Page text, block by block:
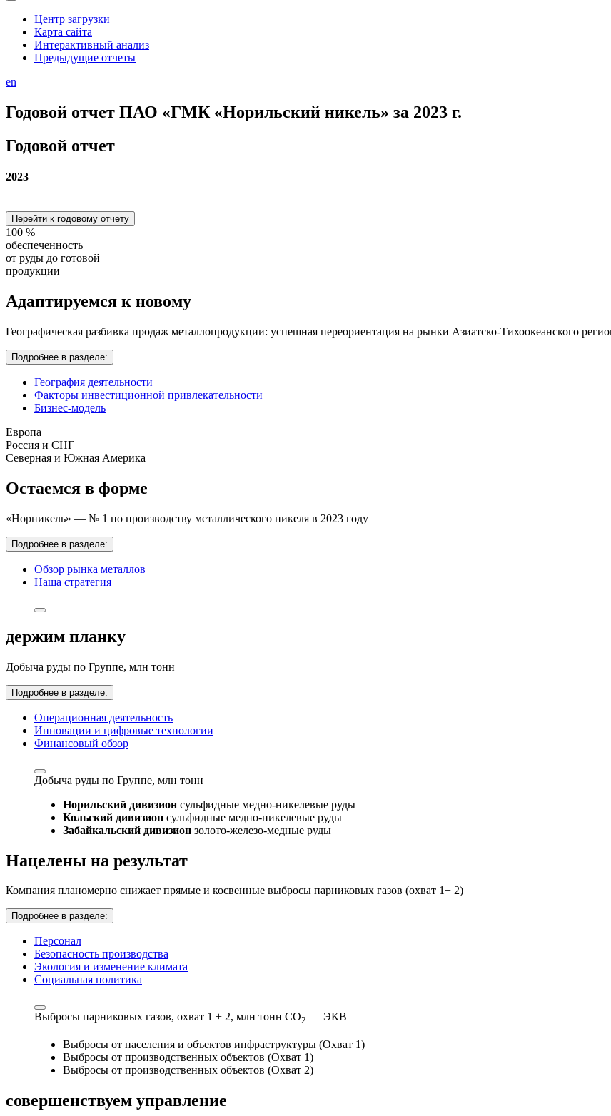
Центр загрузки
Карта сайта
Интерактивный анализ
Предыдущие отчеты
en
Годовой отчет ПАО «ГМК «Норильский никель» за 2023 г.
Годовой отчет
2023
Перейти к годовому отчету
100 %
обеспеченность
от руды до готовой
продукции
Адаптируемся к новому
Географическая разбивка продаж металлопродукции: успешная переориентация на рынки Азиатско-Тихоокеанского
Подробнее в разделе:
География деятельности
Факторы инвестиционной привлекательности
Бизнес-модель
Европа
Россия и СНГ
Северная и Южная Америка
Остаемся в форме
«Норникель» — № 1 по производству металлического никеля в 2023 году
Подробнее в разделе:
Обзор рынка металлов
Наша стратегия
держим планку
Добыча руды по Группе, млн тонн
Подробнее в разделе:
Операционная деятельность
Инновации и цифровые технологии
Финансовый обзор
Добыча руды по Группе, млн тонн
Норильский дивизион сульфидные медно-никелевые руды
Кольский дивизион сульфидные медно-никелевые руды
Забайкальский дивизион золото-железо-медные руды
Нацелены на результат
Компания планомерно снижает прямые и косвенные выбросы парниковых газов (охват 1+ 2)
Подробнее в разделе:
Персонал
Безопасность производства
Экология и изменение климата
Социальная политика
Выбросы парниковых газов, охват 1 + 2, млн тонн СО2 — ЭКВ
Выбросы от населения и объектов инфраструктуры (Охват 1)
Выбросы от производственных объектов (Охват 1)
Выбросы от производственных объектов (Охват 2)
совершенствуем управление